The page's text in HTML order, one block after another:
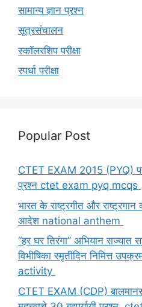
सामान्य ज्ञान प्रश्न
सूत्रसंचालन
स्कॉलरशिप परीक्षा
स्पर्धा परीक्षा
Popular Post
CTET EXAM 2015 (PYQ)
प्रश्न ctet exam pyq mcqs
भारत के राष्ट्रगीत और
आदेश national anthem
“हर घर तिरंगा” अभियान राज्यात
विभीषिका स्मृतीदिन निमित्त
activity
CTET EXAM (CDP)